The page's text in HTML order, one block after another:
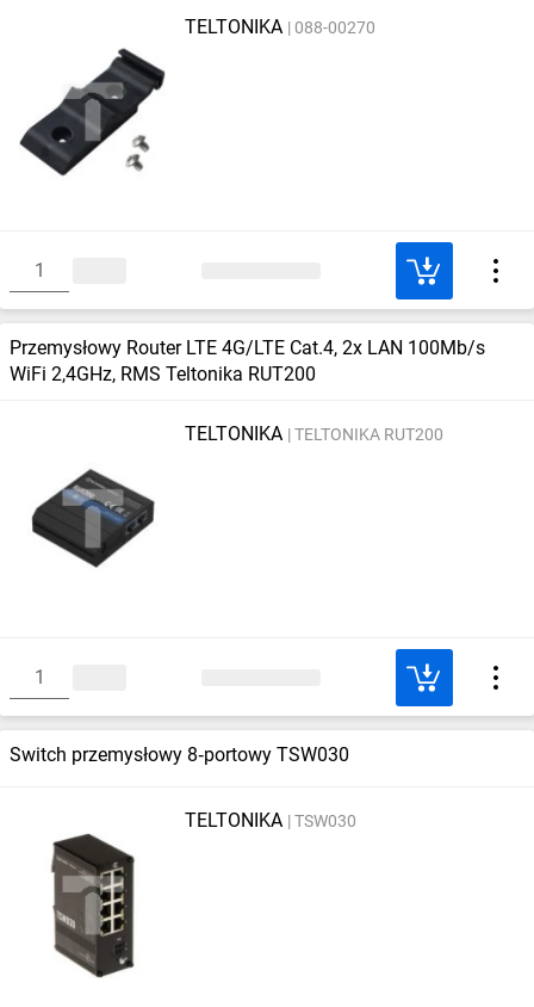
TELTONIKA 088-00270
Przemysłowy Router LTE 4G/LTE Cat.4, 2x LAN 100Mb/s
WiFi 2,4GHz, RMS Teltonika RUT200
TELTONIKA TELTONIKA RUT200
Switch przemysłowy 8‑portowy TSW030
TELTONIKA TSW030